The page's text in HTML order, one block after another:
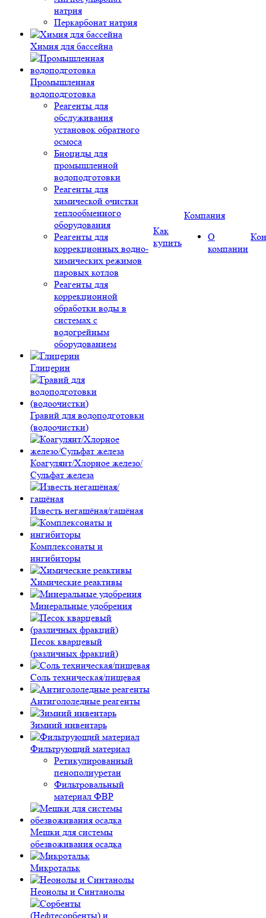
натрия
Перкарбонат натрия
Химия для бассейна
Промышленная
водоподготовка
Реагенты для
обслуживания
установок обратного
осмоса
Биоциды для
промышленной
водоподготовки
Реагенты для
химической очистки
теплообменного
оборудования
Реагенты для
коррекционных водно-
химических режимов
паровых котлов
Реагенты для
коррекционной
обработки воды в
системах с
водогрейным
оборудованием
Глицерин
Гравий для водоподготовки
(водоочистки)
Коагулянт/Хлорное железо/
Сульфат железа
Известь негашёная/гашёная
Комплексонаты и
ингибиторы
Химические реактивы
Минеральные удобрения
Песок кварцевый
(различных фракций)
Соль техническая/пищевая
Антигололедные реагенты
Зимний инвентарь
Фильтрующий материал
Ретикулированный
пенополиуретан
Фильтровальный
материал ФВР
Мешки для системы
обезвоживания осадка
Микротальк
Неонолы и Синтанолы
Как
купить
Компания
О
компании